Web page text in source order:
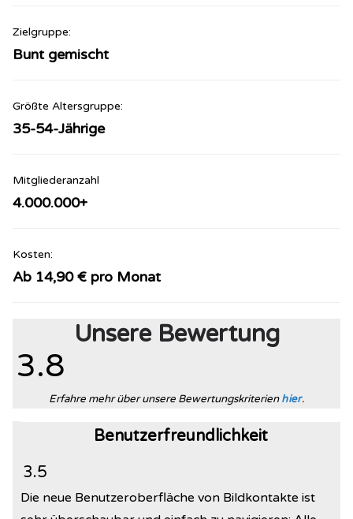
Zielgruppe:
Bunt gemischt
Größte Altersgruppe:
35-54-Jährige
Mitgliederanzahl
4.000.000+
Kosten:
Ab 14,90 € pro Monat
Unsere Bewertung
3.8
Erfahre mehr über unsere Bewertungskriterienhier.
Benutzerfreundlichkeit
3.5
Die neue Benutzeroberfläche von Bildkontakte ist